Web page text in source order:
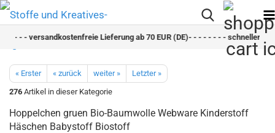
- - - versandkostenfreie Lieferung ab 70 EUR (DE)- - - - - - - - schneller
« Erster « zurück weiter »
Letzter »
276 Artikel in dieser Kategorie
Hoppelchen gruen Bio-Baumwolle Webware Kinderstoff
Häschen Babystoff Biostoff